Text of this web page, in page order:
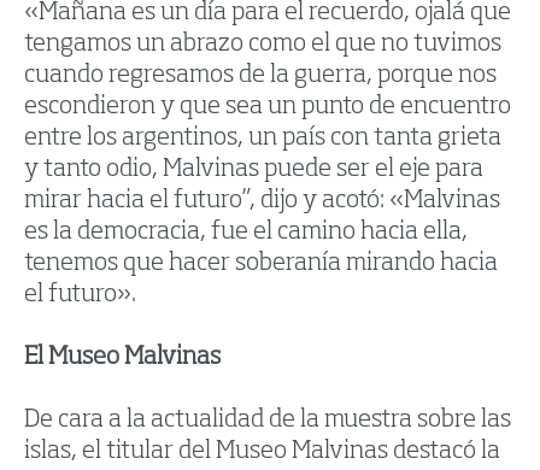
«Mañana es un día para el recuerdo, ojalá que
tengamos un abrazo como el que no tuvimos
cuando regresamos de la guerra, porque nos
escondieron y que sea un punto de encuentro
entre los argentinos, un país con tanta grieta
y tanto odio, Malvinas puede ser el eje para
mirar hacia el futuro”, dijo y acotó: «Malvinas
es la democracia, fue el camino hacia ella,
tenemos que hacer soberanía mirando hacia
el futuro».
El Museo Malvinas
De cara a la actualidad de la muestra sobre las
islas, el titular del Museo Malvinas destacó la